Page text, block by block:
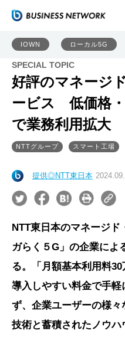
IOWN ローカル5G
SPECIAL TOPIC
好評のマネージ
ービス 低価格
で業務利用拡大
NTTグループ スマート工場
提供◎NTT東日本
NTT東日本のマネージ
ガらく５G」の企業によ
る。「月額基本利用料
導入しやすい料金で手
ず、企業ユーザーの様
技術と蓄積されたノウハ